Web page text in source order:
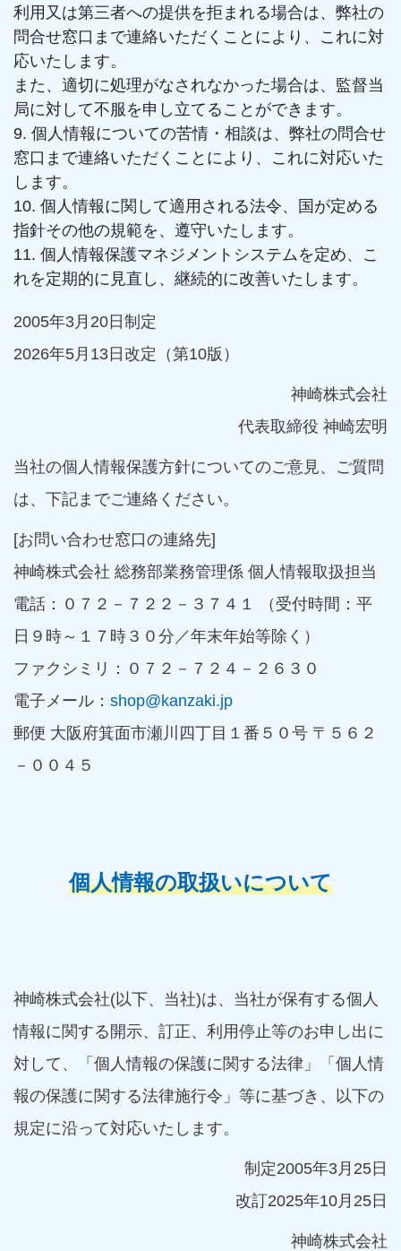
利用又は第三者への提供を拒まれる場合は、弊社の
問合せ窓口まで連絡いただくことにより、これに対
応いたします。
また、適切に処理がなされなかった場合は、監督当
局に対して不服を申し立てることができます。
9. 個人情報についての苦情・相談は、弊社の問合せ
窓口まで連絡いただくことにより、これに対応いた
します。
10. 個人情報に関して適用される法令、国が定める
指針その他の規範を、遵守いたします。
11. 個人情報保護マネジメントシステムを定め、こ
れを定期的に見直し、継続的に改善いたします。
2005年3月20日制定
2026年5月13日改定（第10版）
神崎株式会社
代表取締役 神崎宏明
当社の個人情報保護方針についてのご意見、ご質問
は、下記までご連絡ください。
[お問い合わせ窓口の連絡先]
神崎株式会社 総務部業務管理係 個人情報取扱担当
電話：０７２－７２２－３７４１ （受付時間：平
日９時～１７時３０分／年末年始等除く）
ファクシミリ：０７２－７２４－２６３０
電子メール： shop@kanzaki.jp
郵便 大阪府箕面市瀬川四丁目１番５０号 〒５６２
－００４５
個人情報の取扱いについて
神崎株式会社(以下、当社)は、当社が保有する個人
情報に関する開示、訂正、利用停止等のお申し出に
対して、「個人情報の保護に関する法律」「個人情
報の保護に関する法律施行令」等に基づき、以下の
規定に沿って対応いたします。
制定2005年3月25日
改訂2025年10月25日
神崎株式会社